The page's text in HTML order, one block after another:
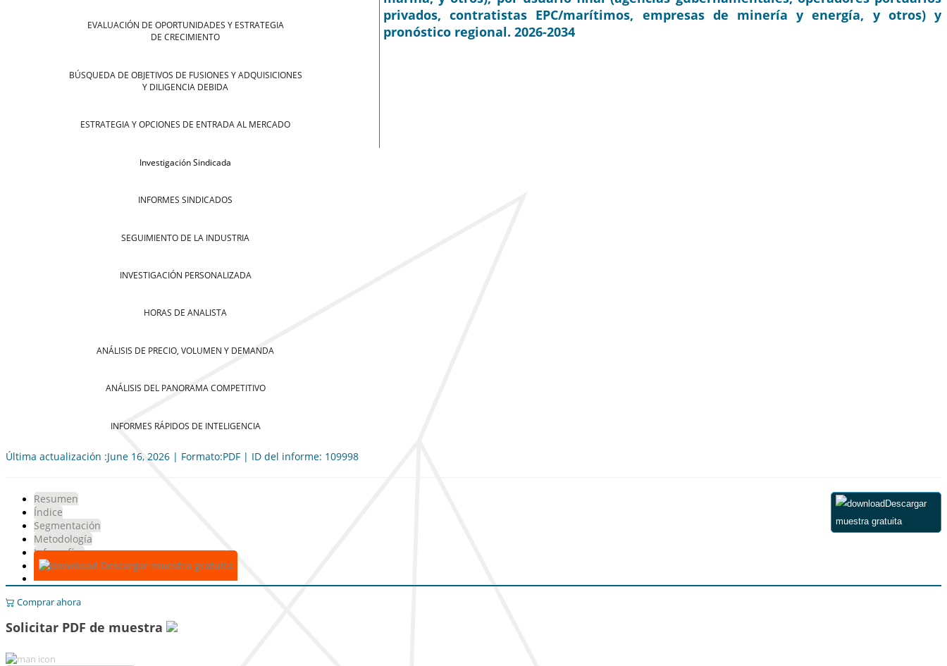
EVALUACIÓN DE OPORTUNIDADES Y ESTRATEGIA
DE CRECIMIENTO
BÚSQUEDA DE OBJETIVOS DE FUSIONES Y ADQUISICIONES
Y DILIGENCIA DEBIDA
ESTRATEGIA Y OPCIONES DE ENTRADA AL MERCADO
Investigación Sindicada
INFORMES SINDICADOS
SEGUIMIENTO DE LA INDUSTRIA
INVESTIGACIÓN PERSONALIZADA
HORAS DE ANALISTA
ANÁLISIS DE PRECIO, VOLUMEN Y DEMANDA
ANÁLISIS DEL PANORAMA COMPETITIVO
INFORMES RÁPIDOS DE INTELIGENCIA
privados, contratistas EPC/marítimos, empresas de minería y energía, y otros) y
pronóstico regional. 2026-2034
Última actualización :June 16, 2026 | Formato:PDF | ID del informe: 109998
Resumen
Índice
Segmentación
Metodología
Infografías
Descargar muestra gratuita
Descargar
muestra gratuita
Comprar ahora
Solicitar PDF de muestra